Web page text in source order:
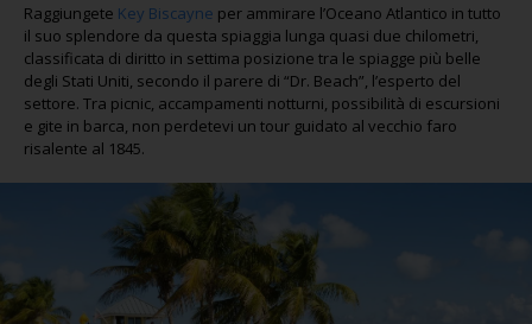
Raggiungete Key Biscayne per ammirare l’Oceano Atlantico in tutto
il suo splendore da questa spiaggia lunga quasi due chilometri,
classificata di diritto in settima posizione tra le spiagge più belle
degli Stati Uniti, secondo il parere di “Dr. Beach”, l’esperto del
settore. Tra picnic, accampamenti notturni, possibilità di escursioni
e gite in barca, non perdetevi un tour guidato al vecchio faro
risalente al 1845.